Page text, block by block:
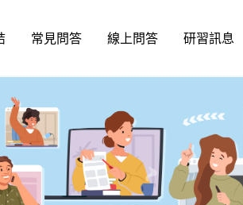
常見問答 線上問答 研習訊息